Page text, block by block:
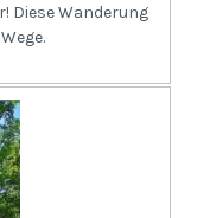
Diese Wanderung